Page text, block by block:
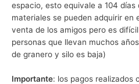
espacio, esto equivale a 104
materiales se pueden adquirir en
venta de los amigos pero es
personas que llevan muchos
de granero y silo es baja)
Importante: los pagos realizados